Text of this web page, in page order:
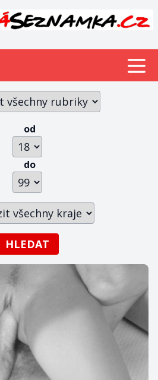
od
do
HLEDAT